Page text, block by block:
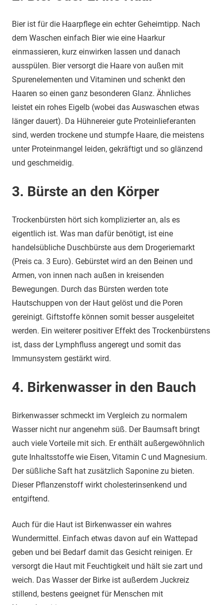
Bier ist für die Haarpflege ein echter Geheimtipp. Nach
dem Waschen einfach Bier wie eine Haarkur
einmassieren, kurz einwirken lassen und danach
ausspülen. Bier versorgt die Haare von außen mit
Spurenelementen und Vitaminen und schenkt den
Haaren so einen ganz besonderen Glanz. Ähnliches
leistet ein rohes Eigelb (wobei das Auswaschen etwas
länger dauert). Da Hühnereier gute Proteinlieferanten
sind, werden trockene und stumpfe Haare, die meistens
unter Proteinmangel leiden, gekräftigt und so glänzend
und geschmeidig.
3. Bürste an den Körper
Trockenbürsten hört sich komplizierter an, als es
eigentlich ist. Was man dafür benötigt, ist eine
handelsübliche Duschbürste aus dem Drogeriemarkt
(Preis ca. 3 Euro). Gebürstet wird an den Beinen und
Armen, von innen nach außen in kreisenden
Bewegungen. Durch das Bürsten werden tote
Hautschuppen von der Haut gelöst und die Poren
gereinigt. Giftstoffe können somit besser ausgeleitet
werden. Ein weiterer positiver Effekt des Trockenbürstens
ist, dass der Lymphfluss angeregt und somit das
Immunsystem gestärkt wird.
4. Birkenwasser in den Bauch
Birkenwasser schmeckt im Vergleich zu normalem
Wasser nicht nur angenehm süß. Der Baumsaft bringt
auch viele Vorteile mit sich. Er enthält außergewöhnlich
gute Inhaltsstoffe wie Eisen, Vitamin C und Magnesium.
Der süßliche Saft hat zusätzlich Saponine zu bieten.
Dieser Pflanzenstoff wirkt cholesterinsenkend und
entgiftend.
Auch für die Haut ist Birkenwasser ein wahres
Wundermittel. Einfach etwas davon auf ein Wattepad
geben und bei Bedarf damit das Gesicht reinigen. Er
versorgt die Haut mit Feuchtigkeit und hält sie zart und
weich. Das Wasser der Birke ist außerdem Juckreiz
stillend, bestens geeignet für Menschen mit